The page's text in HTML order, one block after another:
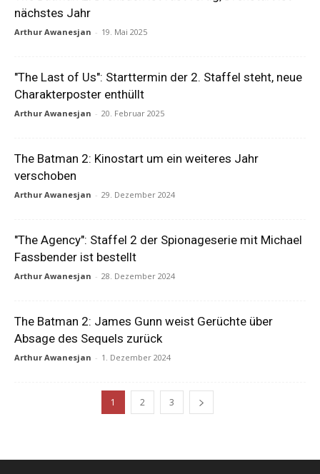
nächstes Jahr
Arthur Awanesjan - 19. Mai 2025
"The Last of Us": Starttermin der 2. Staffel steht, neue
Charakterposter enthüllt
Arthur Awanesjan - 20. Februar 2025
The Batman 2: Kinostart um ein weiteres Jahr
verschoben
Arthur Awanesjan - 29. Dezember 2024
"The Agency": Staffel 2 der Spionageserie mit Michael
Fassbender ist bestellt
Arthur Awanesjan - 28. Dezember 2024
The Batman 2: James Gunn weist Gerüchte über
Absage des Sequels zurück
Arthur Awanesjan - 1. Dezember 2024
1 2 3